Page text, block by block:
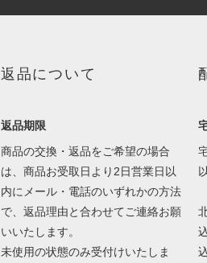
返品について
返品期限
商品の交換・返品をご希望の場合
は、商品お受取日より2日営業日以
内にメール・電話のいずれかの方法
で、返品理由と合わせてご連絡お願
いいたします。
未使用の状態のみ受付けいたしま